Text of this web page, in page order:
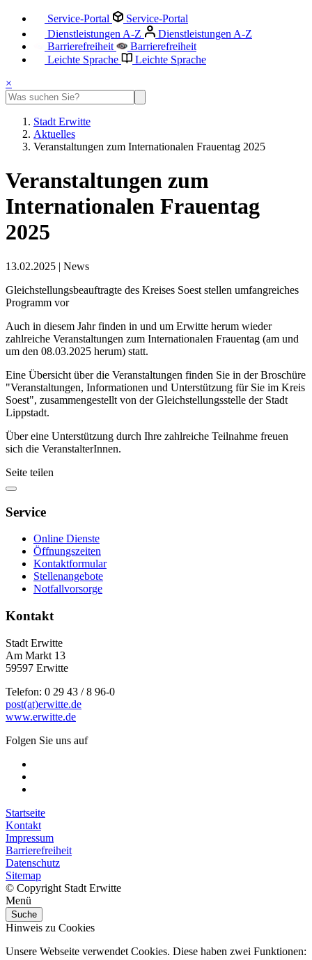
Service-Portal
Service-Portal
Dienstleistungen A-Z
Dienstleistungen A-Z
Barrierefreiheit
Barrierefreiheit
Leichte Sprache
Leichte Sprache
×
Stadt Erwitte
Aktuelles
Veranstaltungen zum Internationalen Frauentag 2025
Veranstaltungen zum
Internationalen Frauentag
2025
13.02.2025 | News
Gleichstellungsbeauftragte des Kreises Soest stellen umfangreiches
Programm vor
Auch in diesem Jahr finden in und um Erwitte herum wieder
zahlreiche Veranstaltungen zum Internationalen Frauentag (am und
um den 08.03.2025 herum) statt.
Eine Übersicht über die Veranstaltungen finden Sie in der Broschüre
"Veranstaltungen, Informationen und Unterstützung für Sie im Kreis
Soest", zusammengestellt von der Gleichstellungsstelle der Stadt
Lippstadt.
Über eine Unterstützung durch Ihre zahlreiche Teilnahme freuen
sich die VeranstalterInnen.
Seite teilen
Service
Online Dienste
Öffnungszeiten
Kontaktformular
Stellenangebote
Notfallvorsorge
Kontakt
Stadt Erwitte
Am Markt 13
59597 Erwitte
Telefon: 0 29 43 / 8 96-0
post(at)erwitte.de
www.erwitte.de
Folgen Sie uns auf
Startseite
Kontakt
Impressum
Barrierefreiheit
Datenschutz
Sitemap
© Copyright Stadt Erwitte
Menü
Suche
Hinweis zu Cookies
Unsere Webseite verwendet Cookies. Diese haben zwei Funktionen: